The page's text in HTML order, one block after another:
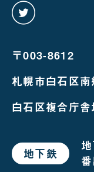
〒003-8612
札幌市白石区南
白石区複合庁
地下鉄 で
お